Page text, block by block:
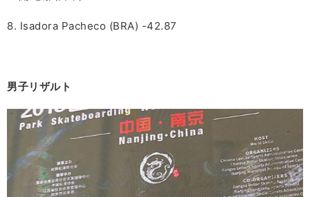
8. Isadora Pacheco (BRA) -42.87
男子リザルト